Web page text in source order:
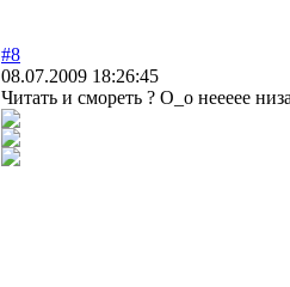
#8
08.07.2009 18:26:45
Читать и смореть ? О_о неееее